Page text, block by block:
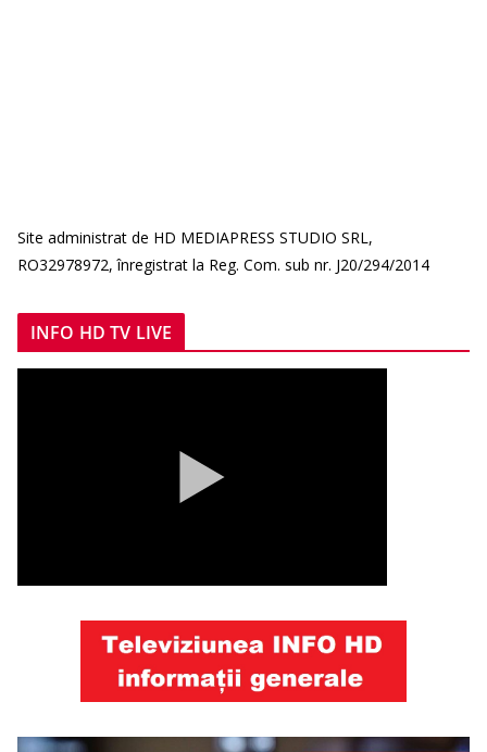
Site administrat de HD MEDIAPRESS STUDIO SRL,
RO32978972, înregistrat la Reg. Com. sub nr. J20/294/2014
INFO HD TV LIVE